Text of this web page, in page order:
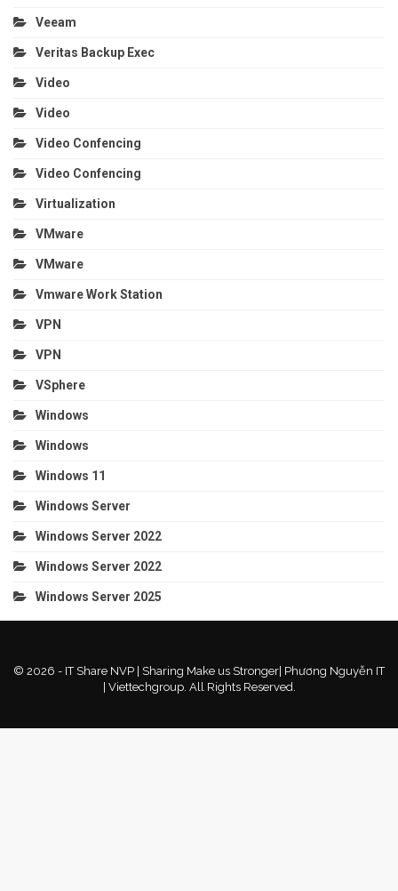
Veeam
Veritas Backup Exec
Video
Video
Video Confencing
Video Confencing
Virtualization
VMware
VMware
Vmware Work Station
VPN
VPN
VSphere
Windows
Windows
Windows 11
Windows Server
Windows Server 2022
Windows Server 2022
Windows Server 2025
© 2026 - IT Share NVP | Sharing Make us Stronger| Phương Nguyễn IT
| Viettechgroup. All Rights Reserved.